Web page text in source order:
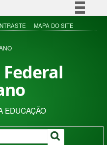
Simplifique!
Acesso à informação
MAPA DO SITE
EDUCAÇÃO